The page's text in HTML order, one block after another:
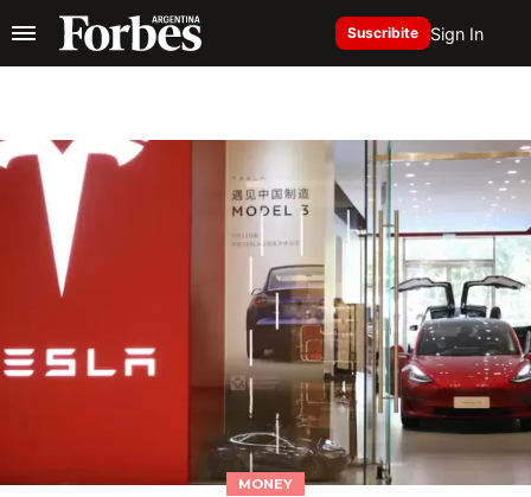
Suscribite Sign In
MONEY